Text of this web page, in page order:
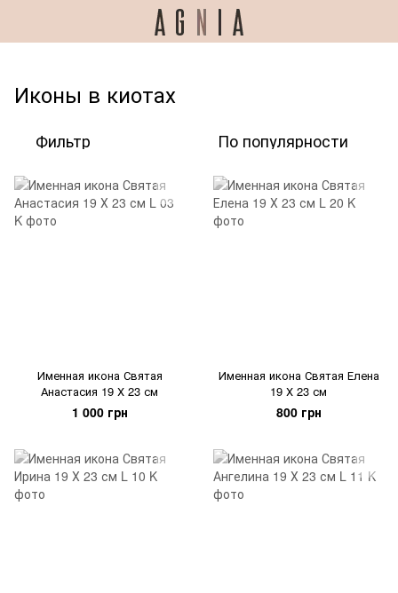
Иконы в киотах
Фильтр По популярности
Именная икона Святая
Анастасия 19 Х 23 см
1 000 грн
Именная икона Святая Елена
19 Х 23 см
800 грн